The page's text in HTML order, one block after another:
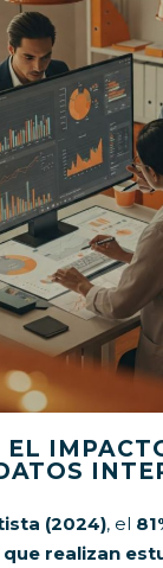
EL
(2024), el
realizan